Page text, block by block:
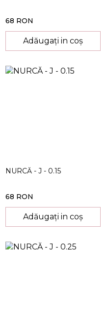
68 RON
Adăugați in coș
NURCĂ - J - 0.15
68 RON
Adăugați in coș